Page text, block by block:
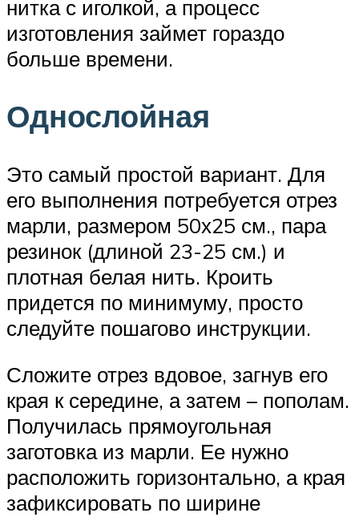
нитка с иголкой, а процесс
изготовления займет гораздо
больше времени.
Однослойная
Это самый простой вариант. Для
его выполнения потребуется отрез
марли, размером 50х25 см., пара
резинок (длиной 23-25 см.) и
плотная белая нить. Кроить
придется по минимуму, просто
следуйте пошагово инструкции.
Сложите отрез вдовое, загнув его
края к середине, а затем – пополам.
Получилась прямоугольная
заготовка из марли. Ее нужно
расположить горизонтально, а края
зафиксировать по ширине